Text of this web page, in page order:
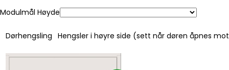
Modulmål Høyde
Dørhengsling Hengsler i høyre side (sett når døren åpnes